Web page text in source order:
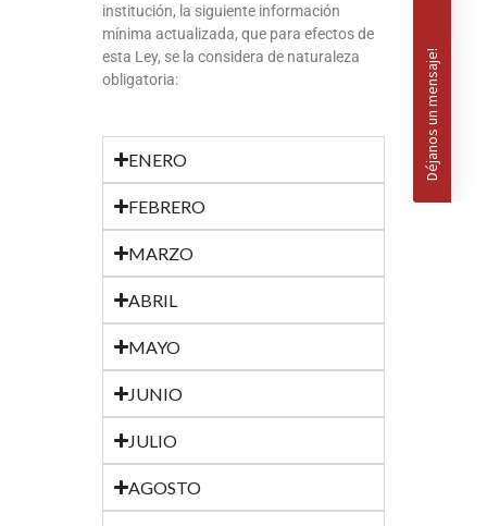
institución, la siguiente información
mínima actualizada, que para efectos de
esta Ley, se la considera de naturaleza
obligatoria:
ENERO
FEBRERO
MARZO
ABRIL
MAYO
JUNIO
JULIO
AGOSTO